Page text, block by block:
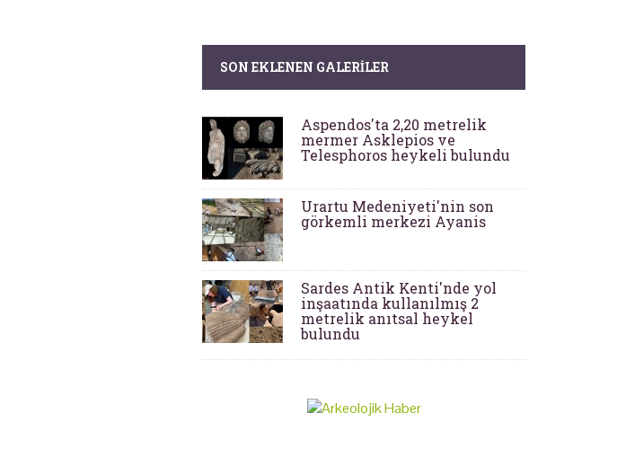
SON EKLENEN GALERILER
Aspendos'ta 2,20 metrelik
mermer Asklepios ve
Telesphoros heykeli bulundu
Urartu Medeniyeti'nin son
görkemli merkezi Ayanis
Sardes Antik Kenti'nde yol
inşaatında kullanılmış 2
metrelik anıtsal heykel
bulundu